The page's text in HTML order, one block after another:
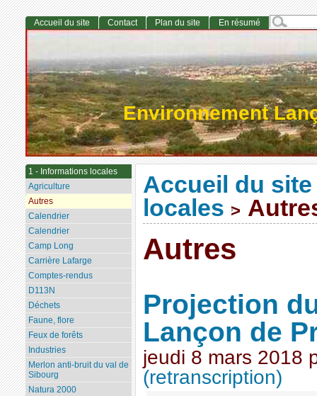
Environnement
Accueil du site
locales >
Autres
Projection
Lançon de
jeudi 8 mars 2018
(retranscription)
Accueil du site Contact Plan du site En résumé
1 - Informations locales
Agriculture
Autres
Calendrier
Calendrier
Camp Long
Carrière Lafarge
Comptes-rendus
D113N
Déchets
Faune, flore
Feux de forêts
Industries
Merlon anti-bruit du val de
Sibourg
Natura 2000